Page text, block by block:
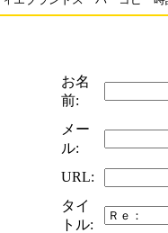
お名
前:
メー
ル:
URL:
タイ
トル: